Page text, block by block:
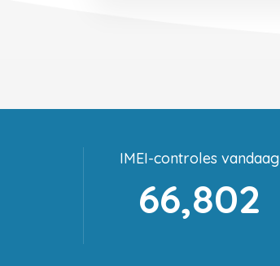
IMEI-controles vandaag
66,802